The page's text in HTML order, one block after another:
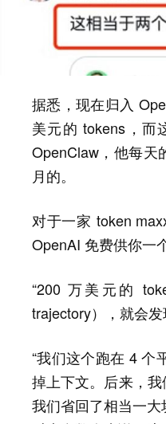
据悉，现在归入
美元的 tokens，而
OpenClaw，他每天
月的。
对于一家 token
OpenAI 免费供你一
“200 万美元的
trajectory），就会
“我们这个跑在 4 个
掉上下文。后来，
我们省回了相当一